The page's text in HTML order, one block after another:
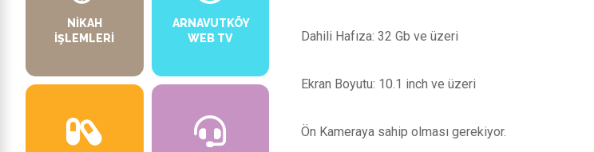
Dahili Hafıza: 32 Gb ve üzeri
Ekran Boyutu: 10.1 inch ve üzeri
Ön Kameraya sahip olması gerekiyor.
NIKAH
İŞLEMLERI
ARNAVUTKÖY
WEB TV